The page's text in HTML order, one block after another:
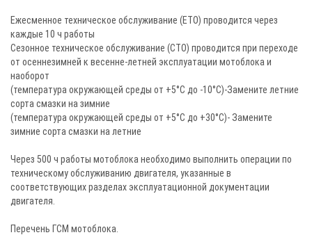
Ежесменное техническое обслуживание (ЕТО) проводится через
каждые 10 ч работы
Сезонное техническое обслуживание (СТО) проводится при переходе
от осеннезимней к весенне-летней эксплуатации мотоблока и
наоборот
(температура окружающей среды от +5°С до -10°С)-Замените летние
сорта смазки на зимние
(температура окружающей среды от +5°С до +30°С)- Замените
зимние сорта смазки на летние
Через 500 ч работы мотоблока необходимо выполнить операции по
техническому обслуживанию двигателя, указанные в
соответствующих разделах эксплуатационной документации
двигателя.
Перечень ГСМ мотоблока.